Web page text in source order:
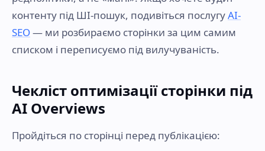
контенту під ШІ-пошук, подивіться послугуAI-
SEO— ми розбираємо сторінки за цим самим
списком і переписуємо під вилучуваність.
Чекліст оптимізації сторінки під
AI Overviews
Пройдіться по сторінці перед публікацією: